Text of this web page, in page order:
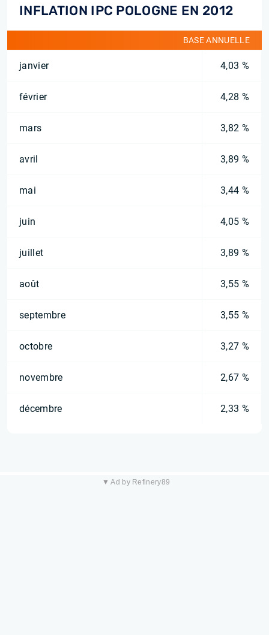
INFLATION IPC POLOGNE EN 2012
BASE ANNUELLE
janvier 4,03 %
février 4,28 %
mars 3,82 %
avril 3,89 %
mai 3,44 %
juin 4,05 %
juillet 3,89 %
août 3,55 %
septembre 3,55 %
octobre 3,27 %
novembre 2,67 %
décembre 2,33 %
▼ Ad by Refinery89